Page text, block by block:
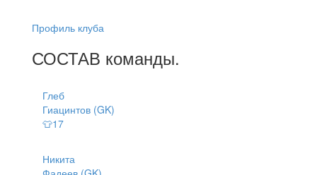
Профиль клуба
СОСТАВ команды.
Глеб
Гиацинтов (GK)
👕17
Никита